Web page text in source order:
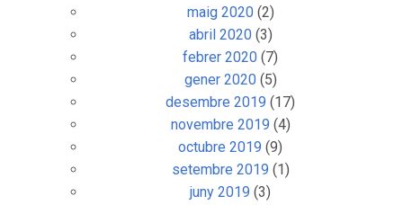
maig 2020(2)
abril 2020(3)
febrer 2020 (7)
gener 2020(5)
desembre 2019 (17)
novembre 2019 (4)
octubre 2019 (9)
setembre 2019 (1)
juny 2019 (3)